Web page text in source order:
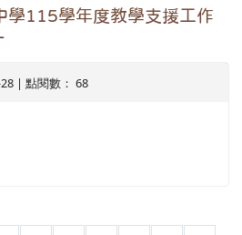
學115學年度教學支援工作
| 點閱數： 68